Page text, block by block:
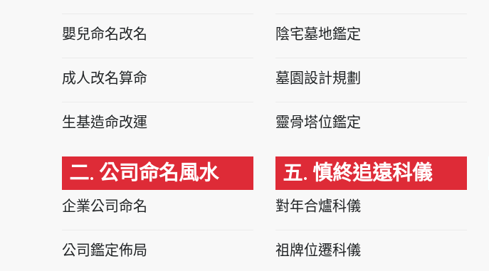
嬰兒命名改名
成人改名算命
生基造命改運
二. 公司命名風水
企業公司命名
公司鑑定佈局
陰宅墓地鑑定
墓園設計規劃
靈骨塔位鑑定
五. 慎終追遠科儀
對年合爐科儀
祖牌位遷科儀